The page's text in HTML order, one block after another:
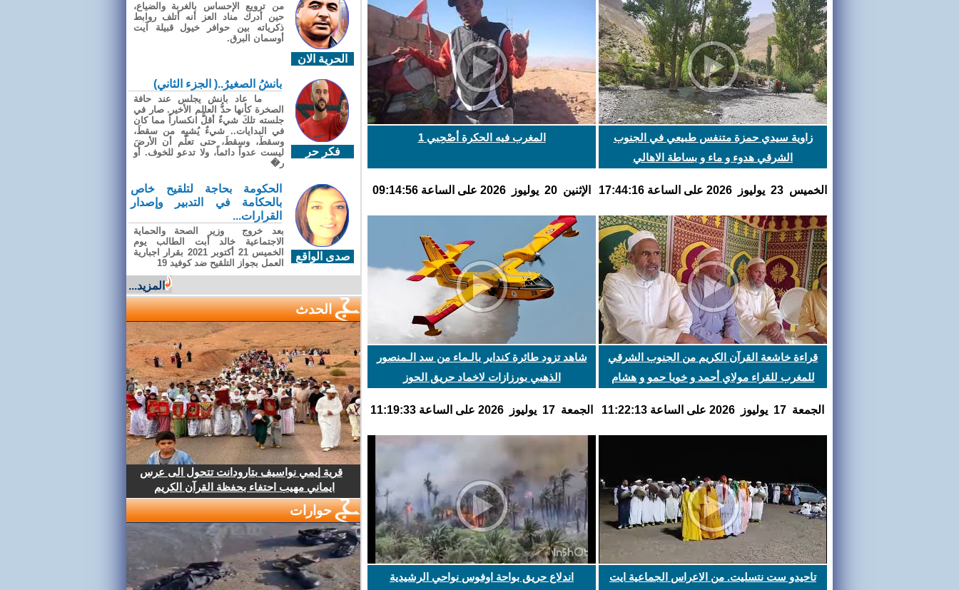
زاوية سيدي حمزة متنفس طبيعي في الجنوب
الشرقي هدوء و ماء و بساطة الاهالي
الخميس 23 يوليوز 2026 على الساعة 17:44:16
المغرب فيه الحكرة أصْحِبي 1
اﻹثنين 20 يوليوز 2026 على الساعة 09:14:56
قراءة خاشعة القرآن الكريم من الجنوب الشرقي
للمغرب للقراء مولاي أحمد و خويا حمو و هشام
الجمعة 17 يوليوز 2026 على الساعة 11:22:13
شاهد تزود طائرة كنداير بالـماء من سد الـمنصور
الذهبي بورزازات لاخماد حريق الحوز
الجمعة 17 يوليوز 2026 على الساعة 11:19:33
تاحيدو ست نتسليت. من الاعراس الجماعية ايت
اندلاع حريق بواحة اوفوس نواحي الرشيدية
الحرية الان
من ترويع الإحساس بالغربة والضياع،
حين أدرك مناد العز أنه أتلف روابط
ذكرياته بين حوافر خيول قبيلة آيت
أوسمان البرق.
فكر حر
بانشُ الصغيرُ..( الجزء الثاني)
ما عاد بانش يجلس عند حافة
الصخرة كأنها حدُّ العالم الأخير. صار في
جلسته تلكَ شيءٌ أقلُّ انكساراً مما كان
في البدايات.. شيءٌ يُشبِه من سقطَ،
وسقطَ، وسقطَ، حتى تعلّم أن الأرضَ
ليست عدواً دائماً، ولا تدعو للخوف. أو
ر�
صدى الواقع
الحكومة بحاجة لتلقيح خاص
بالحكامة في التدبير وإصدار
القرارات...
بعد خروج وزير الصحة والحماية
الاجتماعية خالد أبت الطالب يوم
الخميس 21 أكتوبر 2021 بقرار اجبارية
العمل بجواز التلقيح ضد كوفيد 19
المزيد...
الحدث
قرية إيمي نواسيف بتارودانت تتحول الى عرس
ايماني مهيب احتفاء بحفظة القرآن الكريم
حوارات